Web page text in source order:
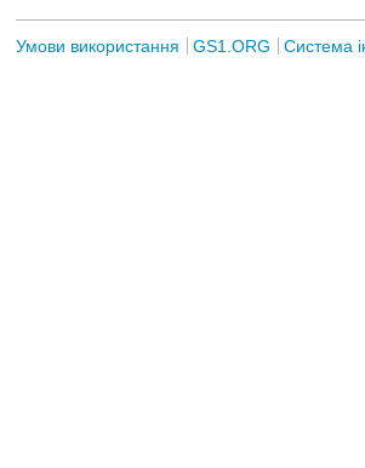
Умови використання GS1.ORG Система